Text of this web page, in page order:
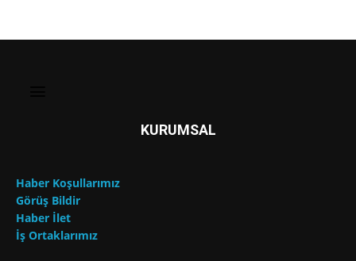
KURUMSAL
Haber Koşullarımız
Görüş Bildir
Haber İlet
İş Ortaklarımız